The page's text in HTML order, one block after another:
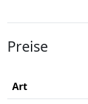
Preise
Art